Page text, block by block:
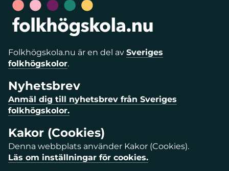
Folkhögskola.nu är en del av Sveriges
folkhögskolor.
Nyhetsbrev
Anmäl dig till nyhetsbrev från Sveriges
folkhögskolor.
Kakor (Cookies)
Denna webbplats använder Kakor (Cookies).
Läs om inställningar för cookies.